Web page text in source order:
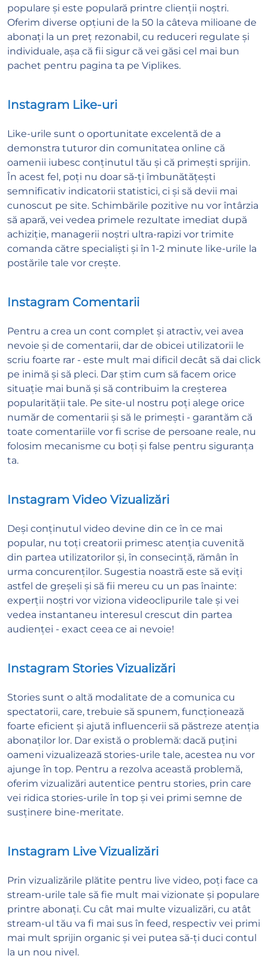
populare și este populară printre clienții noștri.
Oferim diverse opțiuni de la 50 la câteva milioane de
abonați la un preț rezonabil, cu reduceri regulate și
individuale, așa că fii sigur că vei găsi cel mai bun
pachet pentru pagina ta pe Viplikes.
Instagram Like-uri
Like-urile sunt o oportunitate excelentă de a
demonstra tuturor din comunitatea online că
oamenii iubesc conținutul tău și că primești sprijin.
În acest fel, poți nu doar să-ți îmbunătățești
semnificativ indicatorii statistici, ci și să devii mai
cunoscut pe site. Schimbările pozitive nu vor întârzia
să apară, vei vedea primele rezultate imediat după
achiziție, managerii noștri ultra-rapizi vor trimite
comanda către specialiști și în 1-2 minute like-urile la
postările tale vor crește.
Instagram Comentarii
Pentru a crea un cont complet și atractiv, vei avea
nevoie și de comentarii, dar de obicei utilizatorii le
scriu foarte rar - este mult mai dificil decât să dai click
pe inimă și să pleci. Dar știm cum să facem orice
situație mai bună și să contribuim la creșterea
popularității tale. Pe site-ul nostru poți alege orice
număr de comentarii și să le primești - garantăm că
toate comentariile vor fi scrise de persoane reale, nu
folosim mecanisme cu boți și false pentru siguranța
ta.
Instagram Video Vizualizări
Deși conținutul video devine din ce în ce mai
popular, nu toți creatorii primesc atenția cuvenită
din partea utilizatorilor și, în consecință, rămân în
urma concurenților. Sugestia noastră este să eviți
astfel de greșeli și să fii mereu cu un pas înainte:
experții noștri vor viziona videoclipurile tale și vei
vedea instantaneu interesul crescut din partea
audienței - exact ceea ce ai nevoie!
Instagram Stories Vizualizări
Stories sunt o altă modalitate de a comunica cu
spectatorii, care, trebuie să spunem, funcționează
foarte eficient și ajută influencerii să păstreze atenția
abonaților lor. Dar există o problemă: dacă puțini
oameni vizualizează stories-urile tale, acestea nu vor
ajunge în top. Pentru a rezolva această problemă,
oferim vizualizări autentice pentru stories, prin care
vei ridica stories-urile în top și vei primi semne de
susținere bine-meritate.
Instagram Live Vizualizări
Prin vizualizările plătite pentru live video, poți face ca
stream-urile tale să fie mult mai vizionate și populare
printre abonați. Cu cât mai multe vizualizări, cu atât
stream-ul tău va fi mai sus în feed, respectiv vei primi
mai mult sprijin organic și vei putea să-ți duci contul
la un nou nivel.